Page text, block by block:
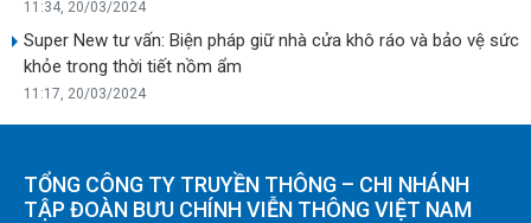
11:34, 20/03/2024
Super New tư vấn: Biện pháp giữ nhà cửa khô ráo và bảo vệ sức
khỏe trong thời tiết nồm ẩm
11:17, 20/03/2024
TỔNG CÔNG TY TRUYỀN THÔNG – CHI NHÁNH
TẬP ĐOÀN BƯU CHÍNH VIỄN THÔNG VIỆT NAM